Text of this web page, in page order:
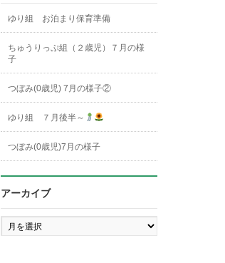
ゆり組 お泊まり保育準備
ちゅうりっぷ組（２歳児）７月の様
子
つぼみ(0歳児) 7月の様子②
ゆり組 ７月後半～
つぼみ(0歳児)7月の様子
アーカイブ
ア
ー